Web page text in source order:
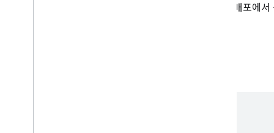
개발자를 지원하기 위한 프로그램과 리소스가 있어 앱 배포에